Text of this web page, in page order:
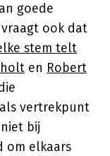
goede
ook dat
stem telt
en Robert
vertrekpunt
bij
om elkaars